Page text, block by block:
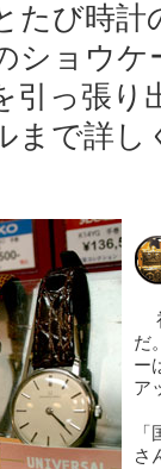
たび時計
ショウケ
引っ張り
まで詳し
だ
ー
ア
さ